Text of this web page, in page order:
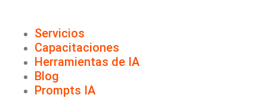
Servicios
Capacitaciones
Herramientas de IA
Blog
Prompts IA